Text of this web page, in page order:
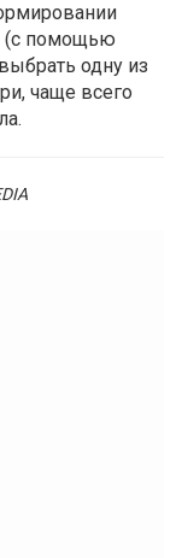
(с помощью
одну из
чаще всего